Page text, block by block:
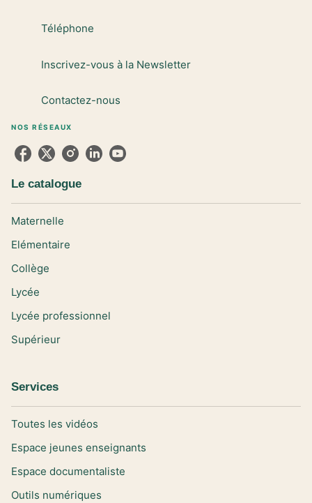
Téléphone
Inscrivez-vous à la Newsletter
Contactez-nous
NOS RÉSEAUX
Le catalogue
Maternelle
Elémentaire
Collège
Lycée
Lycée professionnel
Supérieur
Services
Toutes les vidéos
Espace jeunes enseignants
Espace documentaliste
Outils numériques